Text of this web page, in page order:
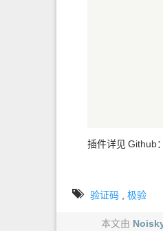
插件详见 Github：
验证码 极验
本文由